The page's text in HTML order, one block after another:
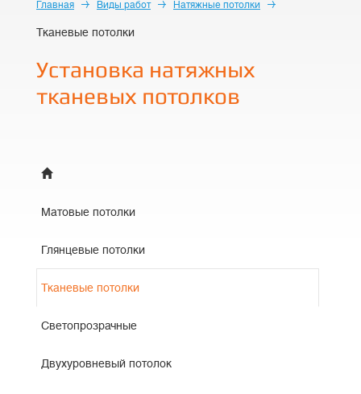
Главная Виды работ Натяжные потолки
Тканевые потолки
Установка натяжных
тканевых потолков
Матовые потолки
Глянцевые потолки
Тканевые потолки
Светопрозрачные
Двухуровневый потолок